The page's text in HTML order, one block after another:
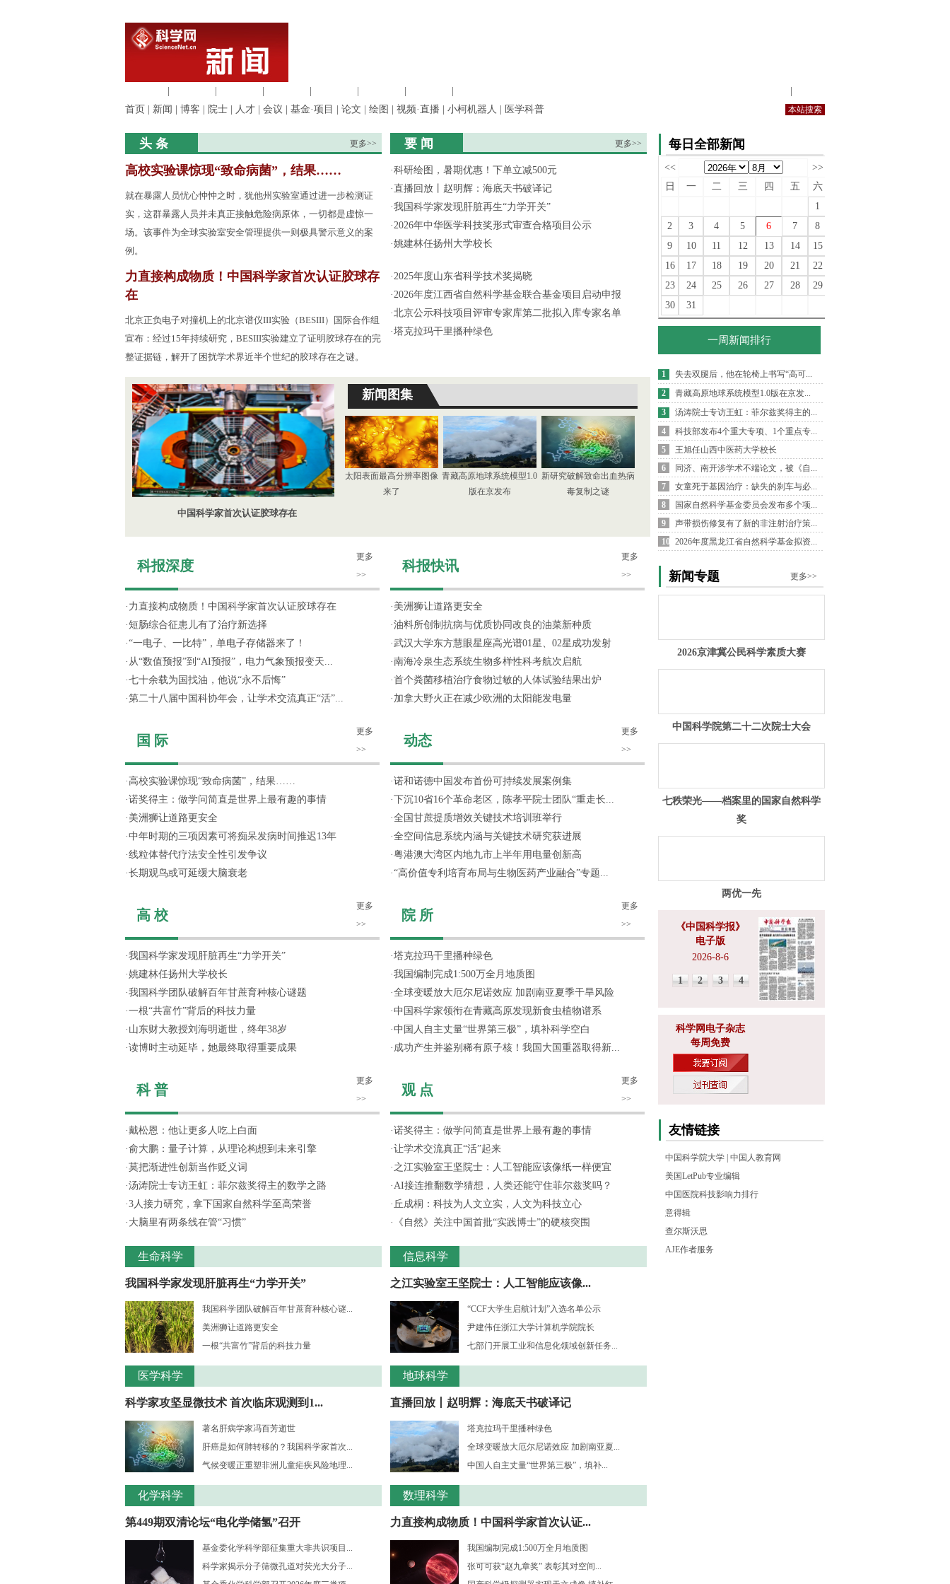
首页
新闻 博客 院士 人才 会议 基金·项目 论文 绘图 视频·直播 小柯机器人 医学科普
头 条 更多>>
高校实验课惊现“致命病菌”，结果……
就在暴露人员忧心忡忡之时，犹他州实验室通过进一步检测证
实，这群暴露人员并未真正接触危险病原体，一切都是虚惊一
场。该事件为全球实验室安全管理提供一则极具警示意义的案
例。
力直接构成物质！中国科学家首次认证胶球存
在
北京正负电子对撞机上的北京谱仪III实验（BESIII）国际合作组
宣布：经过15年持续研究，BESIII实验建立了证明胶球存在的完
整证据链，解开了困扰学术界近半个世纪的胶球存在之谜。
要 闻 更多>>
·科研绘图，暑期优惠！下单立减500元
·直播回放丨赵明辉：海底天书破译记
·我国科学家发现肝脏再生“力学开关”
·2026年中华医学科技奖形式审查合格项目公示
·姚建林任扬州大学校长
·2025年度山东省科学技术奖揭晓
·2026年度江西省自然科学基金联合基金项目启动申报
·北京公示科技项目评审专家库第二批拟入库专家名单
·塔克拉玛干里播种绿色
中国科学家首次认证胶球存在
新闻图集
太阳表面最高分辨率图像
来了
青藏高原地球系统模型1.0
版在京发布
新研究破解致命出血热病
毒复制之谜
科报深度
更多
>>
· 力直接构成物质！中国科学家首次认证胶球存在
· 短肠综合征患儿有了治疗新选择
·“一电子、一比特”，单电子存储器来了！
· 从“数值预报”到“AI预报”，电力气象预报变天...
·七十余载为国找油，他说“永不后悔”
·第二十八届中国科协年会，让学术交流真正“活”...
国 际
更多
>>
· 高校实验课惊现“致命病菌”，结果……
·诺奖得主：做学问简直是世界上最有趣的事情
· 美洲狮让道路更安全
·中年时期的三项因素可将痴呆发病时间推迟13年
·线粒体替代疗法安全性引发争议
·长期观鸟或可延缓大脑衰老
高 校
更多
>>
·我国科学家发现肝脏再生“力学开关”
·姚建林任扬州大学校长
·我国科学团队破解百年甘蔗育种核心谜题
·一根“共富竹”背后的科技力量
· 山东财大教授刘海明逝世，终年38岁
·读博时主动延毕，她最终取得重要成果
科 普
更多
>>
·戴松恩：他让更多人吃上白面
·俞大鹏：量子计算，从理论构想到未来引擎
·莫把渐进性创新当作贬义词
·汤涛院士专访王虹：菲尔兹奖得主的数学之路
·3人接力研究，拿下国家自然科学至高荣誉
· 大脑里有两条线在管“习惯”
生命科学
我国科学家发现肝脏再生“力学开关”
我国科学团队破解百年甘蔗育种核心谜...
美洲狮让道路更安全
一根“共富竹”背后的科技力量
医学科学
科学家攻坚显微技术 首次临床观测到1...
著名肝病学家冯百芳逝世
肝癌是如何肺转移的？我国科学家首次...
气候变暖正重塑非洲儿童疟疾风险地理...
化学科学
第449期双清论坛“电化学储氢”召开
基金委化学科学部征集重大非共识项目...
科学家揭示分子筛微孔道对荧光大分子...
科报快讯
更多
>>
· 美洲狮让道路更安全
·油料所创制抗病与优质协同改良的油菜新种质
·武汉大学东方慧眼星座高光谱01星、02星成功发射
·南海冷泉生态系统生物多样性科考航次启航
·首个粪菌移植治疗食物过敏的人体试验结果出炉
· 加拿大野火正在减少欧洲的太阳能发电量
动态
更多
>>
·诺和诺德中国发布首份可持续发展案例集
·下沉10省16个革命老区，陈孝平院士团队“重走长...
·全国甘蔗提质增效关键技术培训班举行
·全空间信息系统内涵与关键技术研究获进展
·粤港澳大湾区内地九市上半年用电量创新高
·“高价值专利培育布局与生物医药产业融合”专题...
院 所
更多
>>
·塔克拉玛干里播种绿色
·我国编制完成1:500万全月地质图
·全球变暖放大厄尔尼诺效应 加剧南亚夏季干旱风险
·中国科学家领衔在青藏高原发现新食虫植物谱系
·中国人自主丈量“世界第三极”，填补科学空白
· 成功产生并鉴别稀有原子核！我国大国重器取得新...
观 点
更多
>>
·诺奖得主：做学问简直是世界上最有趣的事情
·让学术交流真正“活”起来
· 之江实验室王坚院士：人工智能应该像纸一样便宜
·AI接连推翻数学猜想，人类还能守住菲尔兹奖吗？
· 丘成桐：科技为人文立实，人文为科技立心
·
《自然》关注中国首批“实践博士”的硬核突围
信息科学
之江实验室王坚院士：人工智能应该像...
“CCF大学生启航计划”入选名单公示
尹建伟任浙江大学计算机学院院长
七部门开展工业和信息化领域创新任务...
地球科学
直播回放丨赵明辉：海底天书破译记
塔克拉玛干里播种绿色
全球变暖放大厄尔尼诺效应 加剧南亚夏...
中国人自主丈量“世界第三极”，填补...
数理科学
力直接构成物质！中国科学家首次认证...
我国编制完成1:500万全月地质图
张可可获“赵九章奖” 表彰其对空间...
每日全部新闻
<<
>>
日
一 二 三 四 五
六
1
2
3 4 5 6 7
8
9
10 11 12 13 14
15
16
17 18 19 20 21
22
23
24 25 26 27 28
29
30
31
一周新闻排行
1
失去双腿后，他在轮椅上书写“高可...
2
青藏高原地球系统模型1.0版在京发...
3
汤涛院士专访王虹：菲尔兹奖得主的...
4
科技部发布4个重大专项、1个重点专...
5
王旭任山西中医药大学校长
6
同济、南开涉学术不端论文，被《自...
7
女童死于基因治疗：缺失的刹车与必...
8
国家自然科学基金委员会发布多个项...
9
声带损伤修复有了新的非注射治疗策...
10 2026年度黑龙江省自然科学基金拟资...
新闻专题 更多>>
2026京津冀公民科学素质大赛
中国科学院第二十二次院士大会
七秩荣光——档案里的国家自然科学
奖
两优一先
《中国科学报》
电子版
2026-8-6
1 2 3 4
科学网电子杂志
每周免费
友情链接
中国科学院大学 中国人教育网
美国LetPub专业编辑
中国医院科技影响力排行
意得辑
查尔斯沃思
AJE作者服务